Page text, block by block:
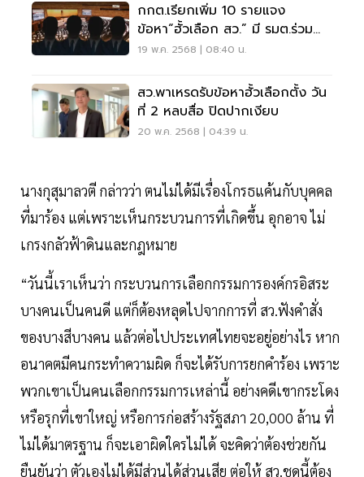
กกต.เรียกเพิ่ม 10 รายแจง
ข้อหา“ฮั้วเลือก สว.” มี รมต.ร่วม
ด้วย
19 พ.ค. 2568 | 08:40 น.
สว.พาเหรดรับข้อหาฮั้วเลือกตั้ง วัน
ที่ 2 หลบสื่อ ปิดปากเงียบ
20 พ.ค. 2568 | 04:39 น.
นางกุสุมาลวตี กล่าวว่า ตนไม่ได้มีเรื่องโกรธแค้นกับบุคคล
ที่มาร้อง แต่เพราะเห็นกระบวนการที่เกิดขึ้น อุกอาจ ไม่
เกรงกลัวฟ้าดินและกฎหมาย
“วันนี้เราเห็นว่า กระบวนการเลือกกรรมการองค์กรอิสระ
บางคนเป็นคนดี แต่ก็ต้องหลุดไปจากการที่ สว.ฟังคำสั่ง
ของบางสีบางคน แล้วต่อไปประเทศไทยจะอยู่อย่างไร หาก
อนาคตมีคนกระทำความผิด ก็จะได้รับการยกคำร้อง เพราะ
พวกเขาเป็นคนเลือกกรรมการเหล่านี้ อย่างคดีเขากระโดง
หรือรุกที่เขาใหญ่ หรือการก่อสร้างรัฐสภา 20,000 ล้าน ที่
ไม่ได้มาตรฐาน ก็จะเอาผิดใครไม่ได้ จะคิดว่าต้องช่วยกัน
ยืนยันว่า ตัวเองไม่ได้มีส่วนได้ส่วนเสีย ต่อให้ สว.ชุดนี้ต้อง